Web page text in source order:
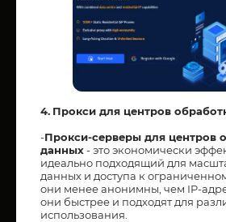
4. Прокси для центров
-Прокси-серверы для центров
данных- это экономически
идеально подходящий для
данных и доступа к
они менее анонимны, чем IP-
они быстрее и подходят для
использования.